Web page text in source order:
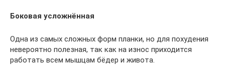
Боковая усложнённая
Одна из самых сложных форм планки, но для похудения
невероятно полезная, так как на износ приходится
работать всем мышцам бёдер и живота.